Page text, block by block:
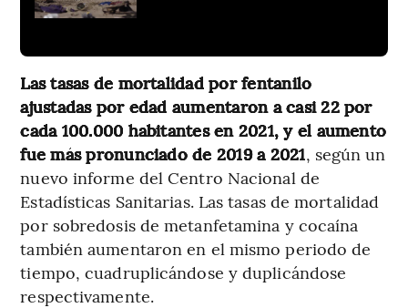
Las tasas de mortalidad por fentanilo
ajustadas por edad aumentaron a casi 22 por
cada 100.000 habitantes en 2021, y el aumento
fue más pronunciado de 2019 a 2021, según un
nuevo informe del Centro Nacional de
Estadísticas Sanitarias. Las tasas de mortalidad
por sobredosis de metanfetamina y cocaína
también aumentaron en el mismo periodo de
tiempo, cuadruplicándose y duplicándose
respectivamente.